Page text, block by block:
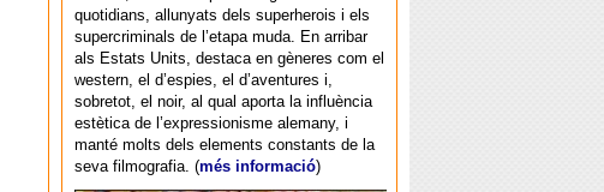
quotidians, allunyats dels superherois i els
supercriminals de l’etapa muda. En arribar
als Estats Units, destaca en gèneres com el
western, el d’espies, el d’aventures i,
sobretot, el noir, al qual aporta la influència
estètica de l’expressionisme alemany, i
manté molts dels elements constants de la
seva filmografia. (més informació)